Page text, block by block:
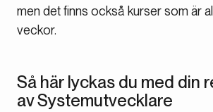
men det finns också kurser som är
veckor.
Så här lyckas du med din
av Systemutvecklare